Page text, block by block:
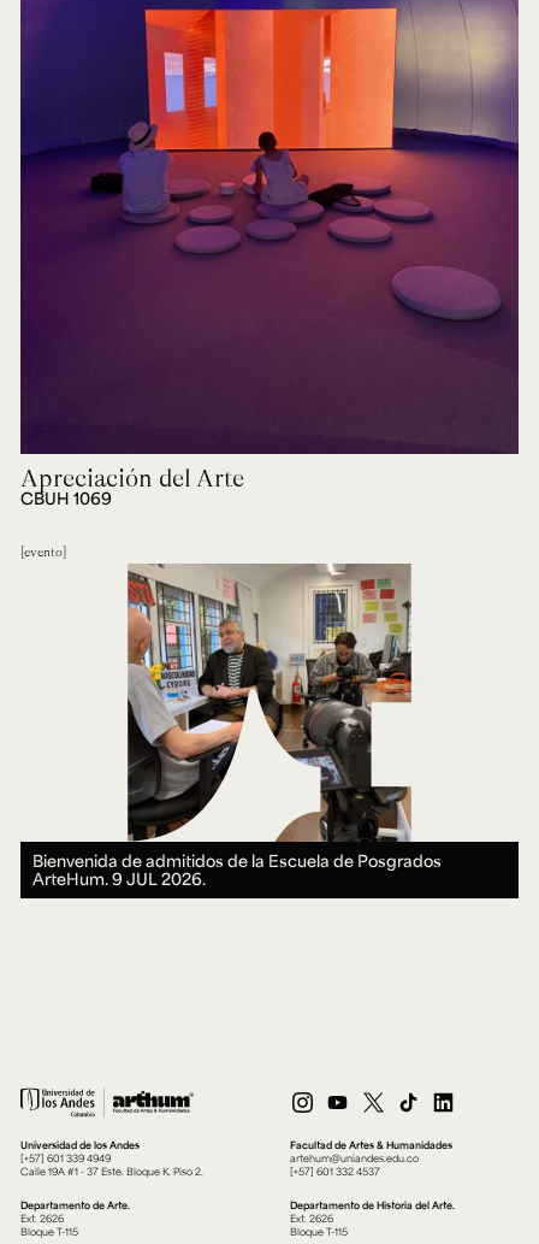
Apreciación del Arte
CBUH 1069
evento
Bienvenida de admitidos de la Escuela de Posgrados
ArteHum.9 JUL 2026.
Universidad de los Andes
[+57] 601 339 4949
Calle 19A #1 - 37 Este. Bloque K. Piso 2.
Facultad de Artes & Humanidades
artehum@uniandes.edu.co
[+57] 601 332 4537
Departamento de Arte.
Ext. 2626
Bloque T-115
Departamento de Historia del Arte.
Ext. 2626
Bloque T-115